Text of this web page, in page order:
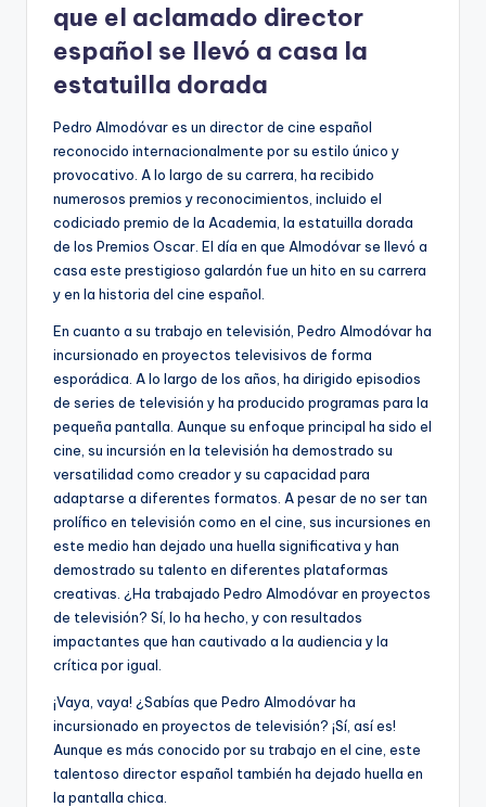
que el aclamado director
español se llevó a casa la
estatuilla dorada
Pedro Almodóvar es un director de cine español
reconocido internacionalmente por su estilo único y
provocativo. A lo largo de su carrera, ha recibido
numerosos premios y reconocimientos, incluido el
codiciado premio de la Academia, la estatuilla dorada
de los Premios Oscar. El día en que Almodóvar se llevó a
casa este prestigioso galardón fue un hito en su carrera
y en la historia del cine español.
En cuanto a su trabajo en televisión, Pedro Almodóvar ha
incursionado en proyectos televisivos de forma
esporádica. A lo largo de los años, ha dirigido episodios
de series de televisión y ha producido programas para la
pequeña pantalla. Aunque su enfoque principal ha sido el
cine, su incursión en la televisión ha demostrado su
versatilidad como creador y su capacidad para
adaptarse a diferentes formatos. A pesar de no ser tan
prolífico en televisión como en el cine, sus incursiones en
este medio han dejado una huella significativa y han
demostrado su talento en diferentes plataformas
creativas. ¿Ha trabajado Pedro Almodóvar en proyectos
de televisión? Sí, lo ha hecho, y con resultados
impactantes que han cautivado a la audiencia y la
crítica por igual.
¡Vaya, vaya! ¿Sabías que Pedro Almodóvar ha
incursionado en proyectos de televisión? ¡Sí, así es!
Aunque es más conocido por su trabajo en el cine, este
talentoso director español también ha dejado huella en
la pantalla chica.